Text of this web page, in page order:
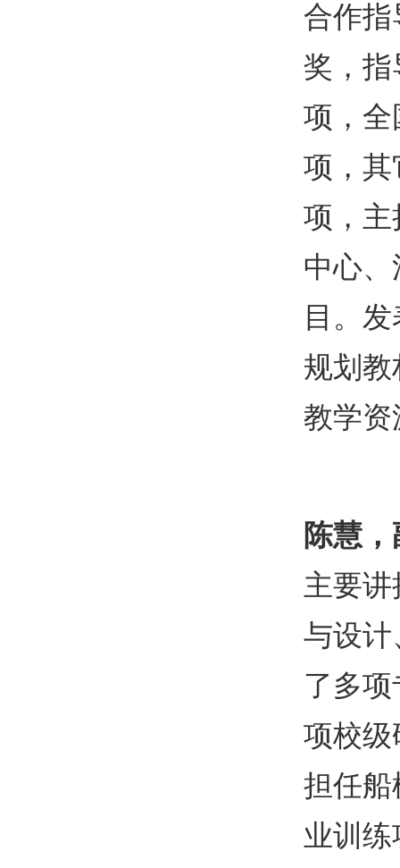
合作指
奖，指
项，全
项，其
项，主
中心
目。发
规划教
教学资
陈慧
主要
与设计
了多
项校级
担任船
业训